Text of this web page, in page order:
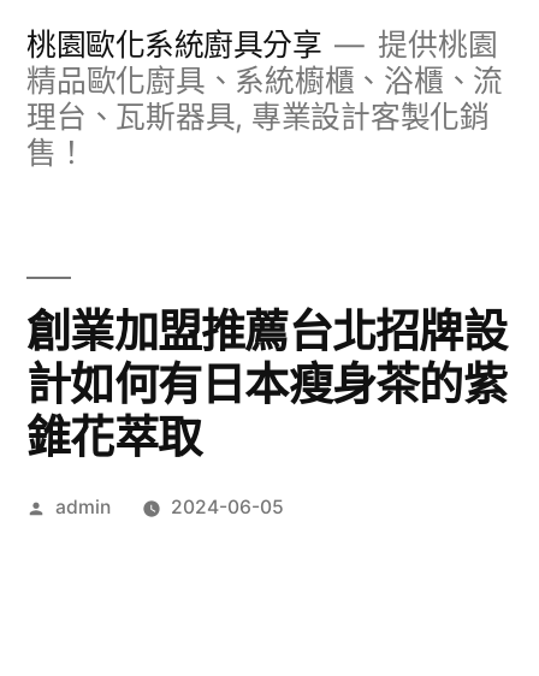
桃園歐化系統廚具分享
提供桃園
精品歐化廚具、系統櫥櫃、浴櫃、流
理台、瓦斯器具, 專業設計客製化銷
售！
創業加盟推薦台北招牌設
計如何有日本瘦身茶的紫
錐花萃取
作
admin 2024-06-05